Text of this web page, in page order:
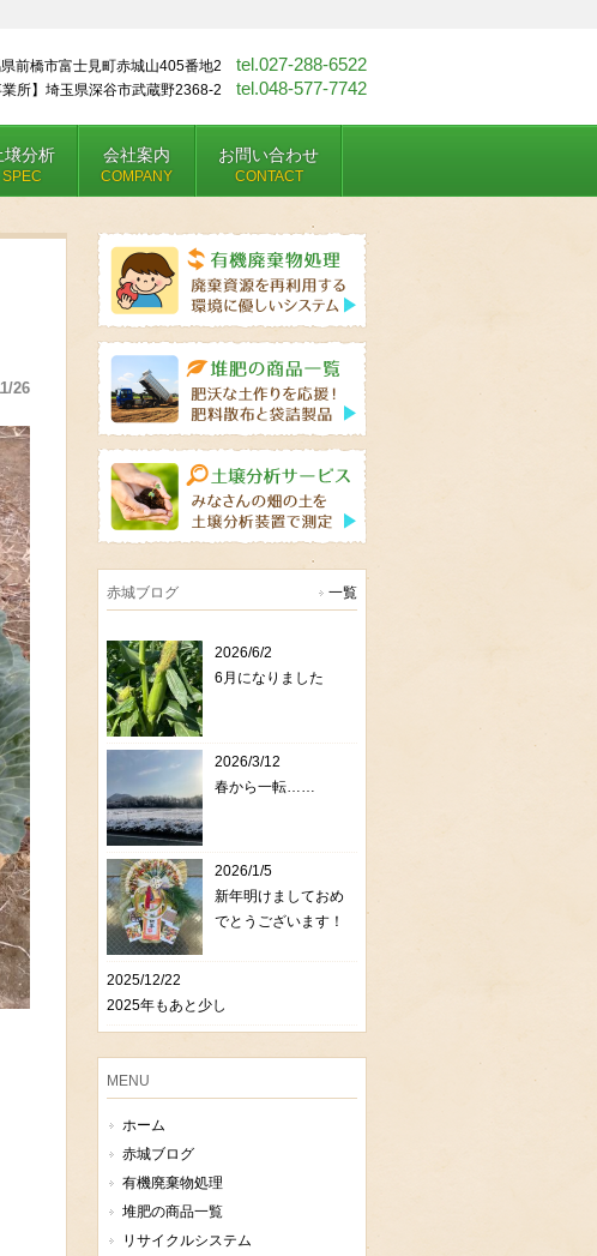
県前橋市富士見町赤城山405番地2 tel.027-288-6522
業所】埼玉県深谷市武蔵野2368-2 tel.048-577-7742
壌分析
SPEC
会社案内
COMPANY
お問い合わせ
CONTACT
26
赤城ブログ 一覧
2026/6/2
6月になりました
2026/3/12
春から一転……
2026/1/5
新年明けましておめ
でとうございます！
2025/12/22
2025年もあと少し
MENU
ホーム
赤城ブログ
有機廃棄物処理
堆肥の商品一覧
リサイクルシステム